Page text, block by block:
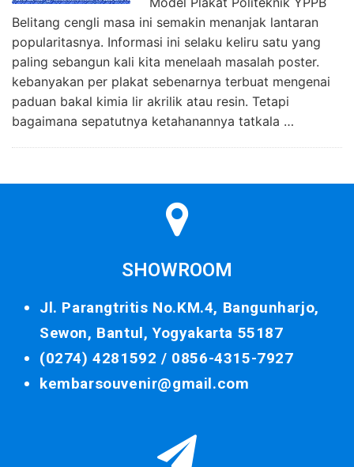
Belitang cengli masa ini semakin menanjak lantaran
popularitasnya. Informasi ini selaku keliru satu yang
paling sebangun kali kita menelaah masalah poster.
kebanyakan per plakat sebenarnya terbuat mengenai
paduan bakal kimia lir akrilik atau resin. Tetapi
bagaimana sepatutnya ketahanannya tatkala …
SHOWROOM
Jl. Parangtritis No.KM.4, Bangunharjo,
Sewon, Bantul, Yogyakarta 55187
(0274) 4281592 / 0856-4315-7927
kembarsouvenir@gmail.com